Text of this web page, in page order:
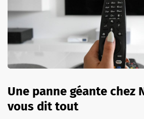
Une panne géante chez
vous dit tout